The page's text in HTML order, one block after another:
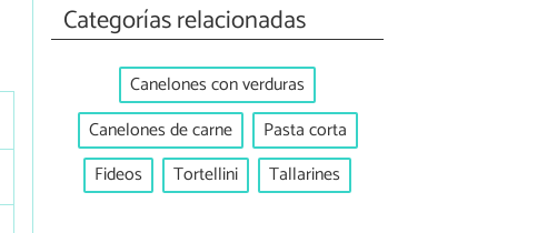
Categorías relacionadas
Canelones con verduras
Canelones de carne
Pasta corta
Fideos
Tortellini Tallarines